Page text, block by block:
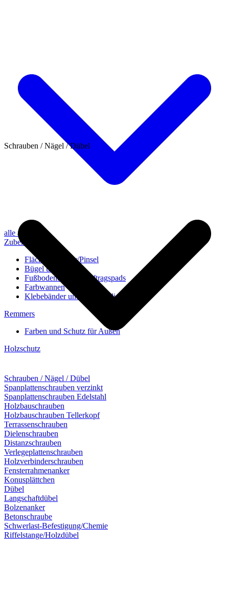
alle anzeigen
Zubehör
Flächenstreicher/Pinsel
Bügel und Rollen
Fußbodenbürsten/Auftragspads
Farbwannen
Klebebänder und Abdeckvlies
Remmers
Farben und Schutz für Außen
Holzschutz
Schrauben / Nägel / Dübel
Schrauben / Nägel / Dübel
Spanplattenschrauben verzinkt
Spanplattenschrauben Edelstahl
Holzbauschrauben
Holzbauschrauben Tellerkopf
Terrassenschrauben
Dielenschrauben
Distanzschrauben
Verlegeplattenschrauben
Holzverbinderschrauben
Fensterrahmenanker
Konusplättchen
Dübel
Langschaftdübel
Bolzenanker
Betonschraube
Schwerlast-Befestigung/Chemie
Riffelstange/Holzdübel